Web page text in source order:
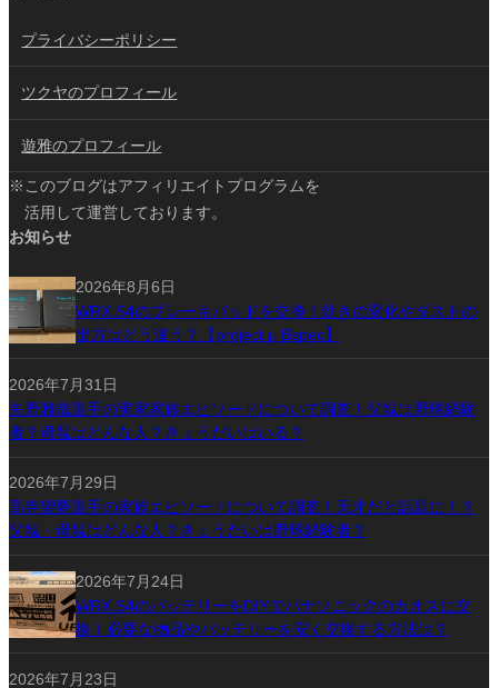
プライバシーポリシー
ツクヤのプロフィール
遊雅のプロフィール
※このブログはアフィリエイトプログラムを
活用して運営しております。
お知らせ
2026年8月6日
WRX S4のブレーキパッドを交換！効きの変化やダストの
出方はどう違う？【project μ Bspec】
2026年7月31日
矢野雅哉選手の実家家族エピソードについて調査！父親は野球経験
者？母親はどんな人？きょうだいはいる？
2026年7月29日
髙寺望夢選手の家族エピソードについて調査！天才だと話題に！？
父親・母親はどんな人？きょうだいは野球経験者？
2026年7月24日
WRX S4のバッテリーをDIYでパナソニックのカオスに交
換！必要な物品やバッテリーを安く交換する方法は？
2026年7月23日